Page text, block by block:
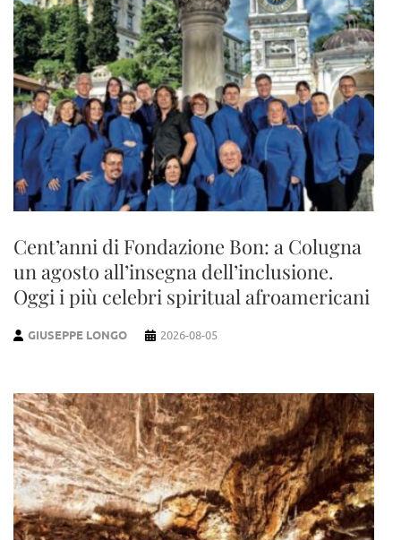
Cent’anni di Fondazione Bon: a Colugna
un agosto all’insegna dell’inclusione.
Oggi i più celebri spiritual afroamericani
GIUSEPPE LONGO 2026-08-05